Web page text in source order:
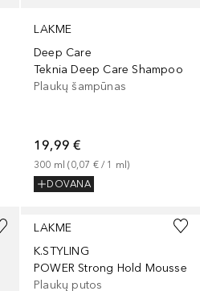
LAKME
Deep Care
Teknia Deep Care Shampoo
Plaukų šampūnas
19,99 €
300 ml (0,07 € / 1 ml)
DOVANA
LAKME
K.STYLING
POWER Strong Hold Mousse
Plaukų putos